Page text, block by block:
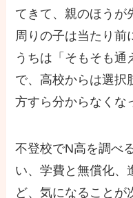
てきて、親のほうが
周りの子は当たり前
うちは「そもそも通
で、高校からは選択
方すら分からなくな
不登校でN高を調べ
い、学費と無償化、
ど、気になることが